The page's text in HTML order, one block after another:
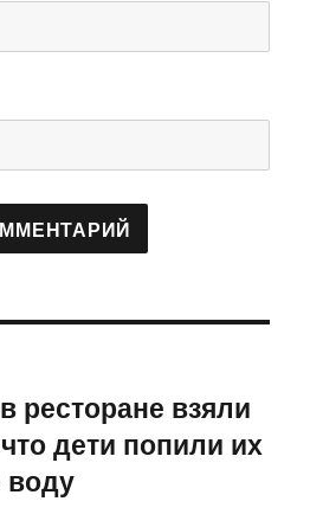
ресторане взяли
дети попили их
воду